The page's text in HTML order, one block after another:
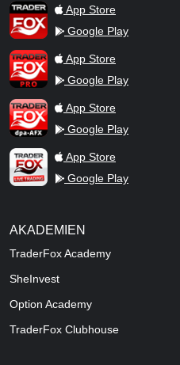
TraderFox AppApp Store
Google Play
TraderFox ProApp Store
Google Play
TraderFox dpa-AFX ProFeed
App Store
Google Play
TraderFox Live Trading
App Store
Google Play
AKADEMIEN
TraderFox Academy
SheInvest
Option Academy
TraderFox Clubhouse